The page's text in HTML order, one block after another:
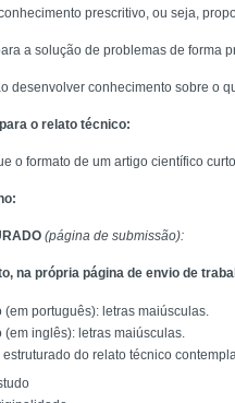
prescritivo, ou seja,
a solução de problemas de forma
desenvolver conhecimento sobre o
o relato técnico:
o formato de um artigo científico
(página de submissão):
na própria página de envio de
(em português): letras maiúsculas.
(em inglês): letras maiúsculas.
estruturado do relato técnico